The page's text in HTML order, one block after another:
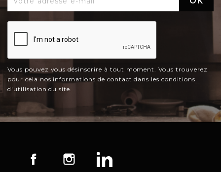
Vous pouvez vous désinscrire à tout moment. Vous trouverez
pour cela nos informations de contact dans les conditions
d'utilisation du site.
Facebook Instagram